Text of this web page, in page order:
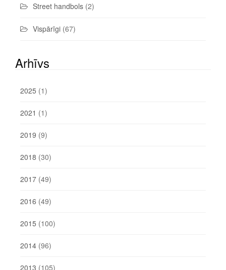
Street handbols (2)
Vispārīgi (67)
Arhīvs
2025 (1)
2021 (1)
2019 (9)
2018 (30)
2017 (49)
2016 (49)
2015 (100)
2014 (96)
2013 (105)